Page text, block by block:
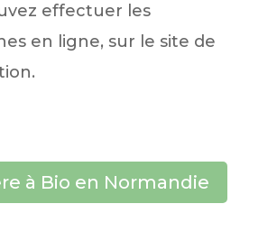
effectuer les
en ligne, sur le site de
à Bio en Normandie